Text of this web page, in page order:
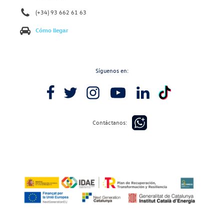
(+34) 93 662 61 63
Cómo llegar
Síguenos en:
Contáctanos: